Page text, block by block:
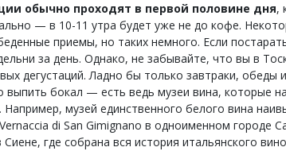
обычно проходят в первой половине дня,
— в 10-11 утра будет уже не до кофе.
приемы, но таких немного. Если
за день. Однако, не забывайте, что вы в
дегустаций. Ладно бы только завтраки, обеды
выпить бокал — есть ведь музеи вина, которые
Например, музей единственного белого вина
di San Gimignano в одноименном городе
Сиене, где собрана вся история итальянского